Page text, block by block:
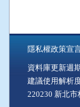
隱私權政策宣
資料庫更新週
建議使用解析
220230 新北